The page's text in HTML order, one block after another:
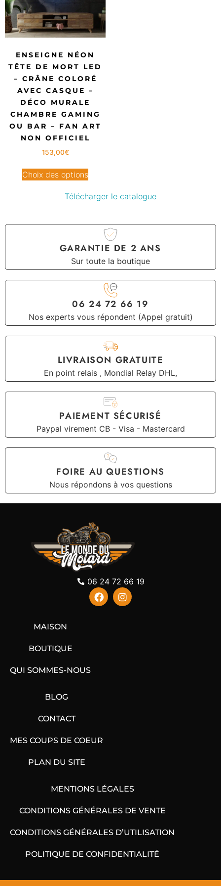
ENSEIGNE NÉON
TÊTE DE MORT LED
– CRÂNE COLORÉ
AVEC CASQUE –
DÉCO MURALE
CHAMBRE GAMING
OU BAR – FAN ART
NON OFFICIEL
153,00€
Choix des options
Télécharger le catalogue
GARANTIE DE 2 ANS
Sur toute la boutique
06 24 72 66 19
Nos experts vous répondent (Appel gratuit)
LIVRAISON GRATUITE
En point relais , Mondial Relay DHL,
PAIEMENT SÉCURISÉ
Paypal virement CB - Visa - Mastercard
FOIRE AU QUESTIONS
Nous répondons à vos questions
06 24 72 66 19
MAISON
BOUTIQUE
QUI SOMMES-NOUS
BLOG
CONTACT
MES COUPS DE COEUR
PLAN DU SITE
MENTIONS LÉGALES
CONDITIONS GÉNÉRALES DE VENTE
CONDITIONS GÉNÉRALES D’UTILISATION
POLITIQUE DE CONFIDENTIALITÉ